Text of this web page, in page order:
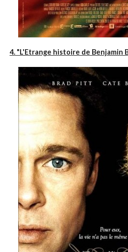
4. "L'Etrange histoire de Benjamin